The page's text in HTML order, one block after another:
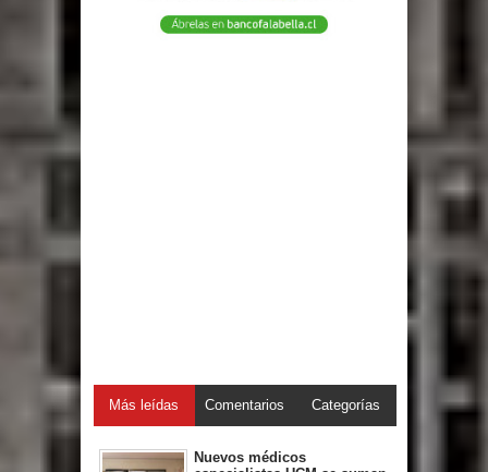
Más leídas Comentarios Categorías
Nuevos médicos